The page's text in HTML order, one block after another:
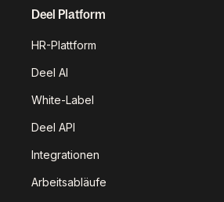
Deel Platform
HR-Plattform
Deel AI
White-Label
Deel API
Integrationen
Arbeitsabläufe